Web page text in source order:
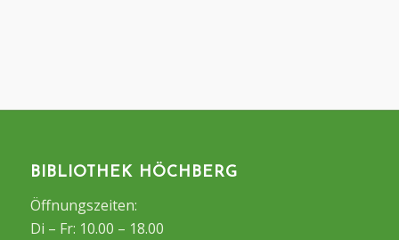
BIBLIOTHEK HÖCHBERG
Öffnungszeiten:
Di – Fr: 10.00 – 18.00